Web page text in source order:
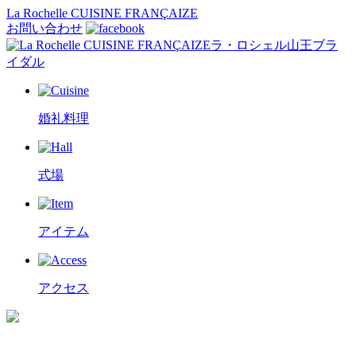
La Rochelle CUISINE FRANÇAIZE
お問い合わせ
ラ・ロシェル山王ブラ
イダル
婚礼料理
式場
アイテム
アクセス